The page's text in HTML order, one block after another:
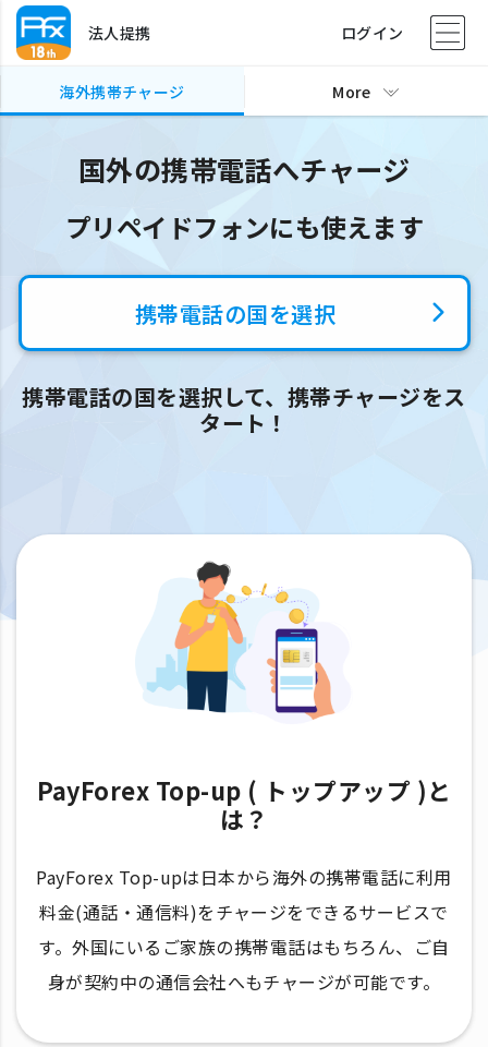
法人提携 ログイン
海外携帯チャージ More
国外の携帯電話へチャージ
プリペイドフォンにも使えます
携帯電話の国を選択
携帯電話の国を選択して、携帯チャージをス
タート！
PayForex Top-up ( トップアップ )と
は？
PayForex Top-upは日本から海外の携帯電話に利用
料金(通話・通信料)をチャージをできるサービスで
す。外国にいるご家族の携帯電話はもちろん、ご自
身が契約中の通信会社へもチャージが可能です。